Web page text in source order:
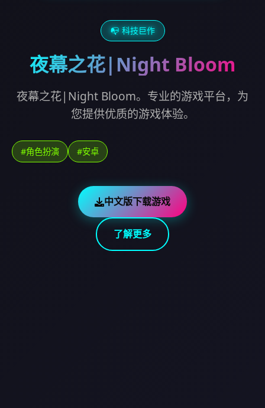
📭 科技巨作
夜幕之花|Night Bloom
夜幕之花|Night Bloom。专业的游戏平台，为
您提供优质的游戏体验。
#角色扮演 #安卓
中文版下载游戏
了解更多